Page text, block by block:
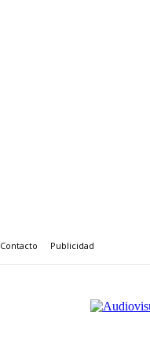
Contacto Publicidad